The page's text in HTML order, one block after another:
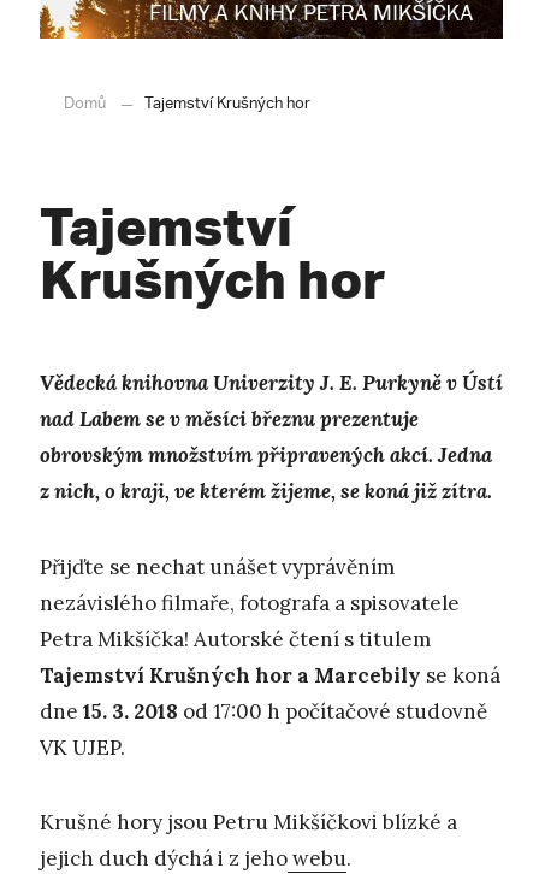
Domů Tajemství Krušných hor
Tajemství
Krušných hor
Vědecká knihovna Univerzity J. E. Purkyně v Ústí
nad Labem se v měsíci březnu prezentuje
obrovským množstvím připravených akcí. Jedna
z nich, o kraji, ve kterém žijeme, se koná již zítra.
Přijďte se nechat unášet vyprávěním
nezávislého filmaře, fotografa a spisovatele
Petra Mikšíčka! Autorské čtení s titulem
Tajemství Krušných hor a Marcebily se koná
dne 15. 3. 2018 od 17:00 h počítačové studovně
VK UJEP.
Krušné hory jsou Petru Mikšíčkovi blízké a
jejich duch dýchá i z jehowebu.